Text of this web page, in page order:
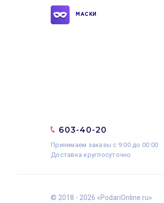
МАСКИ
603-40-20
Принимаем заказы с 9:00 до 00:00
Доставка круглосуточно
© 2018 - 2026 «PodariOnline.ru»